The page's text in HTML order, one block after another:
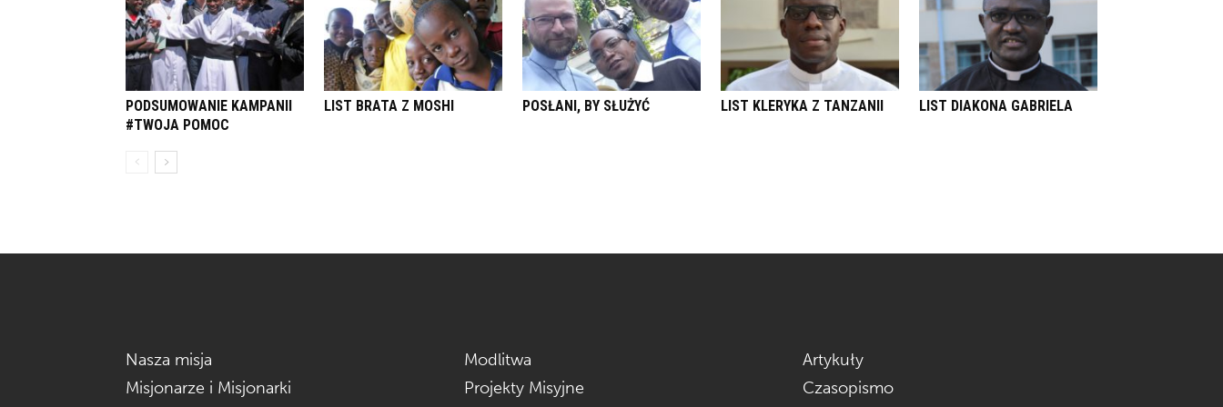
PODSUMOWANIE KAMPANII
#TWOJA POMOC
LIST BRATA Z MOSHI POSŁANI, BY SŁUŻYĆ LIST KLERYKA Z TANZANII LIST DIAKONA GABRIELA
Nasza misja
Misjonarze i Misjonarki
Modlitwa
Projekty Misyjne
Artykuły
Czasopismo